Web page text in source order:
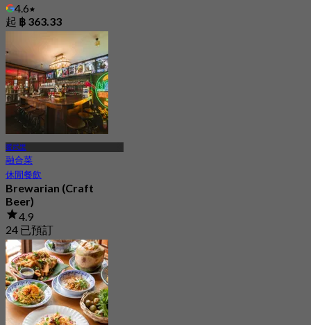
4.6
起 ฿ 363.33
暖武里
融合菜
休閒餐飲
Brewarian (Craft
Beer)
4.9
24 已預訂
起฿ 249.5